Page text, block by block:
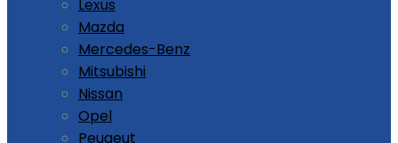
Lexus
Mazda
Mercedes-Benz
Mitsubishi
Nissan
Opel
Peugeut